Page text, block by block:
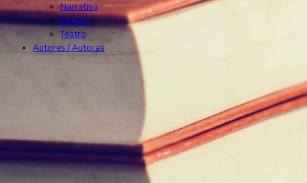
Narrativa
Poesía
Teatro
Autores / Autoras